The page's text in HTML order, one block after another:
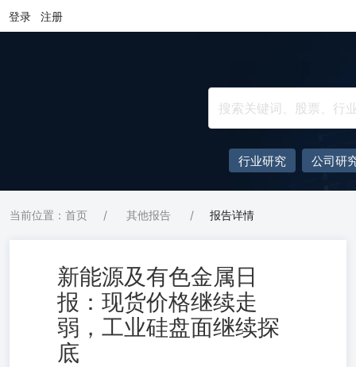
登录 注册
行业研究 公司研
当前位置：首页 / 其他报告 / 报告详情
新能源及有色金属日
报：现货价格继续走
弱，工业硅盘面继续探
底